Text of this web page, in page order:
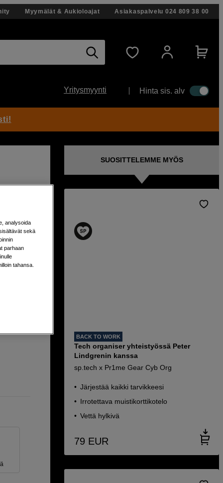
Myymälät & Aukioloajat Asiakaspalvelu 024 809 38 00
Yritysmyynti Hinta sis. alv
SUOSITTELEMME MYÖS
BACK TO WORK
Tech organiser yhteistyössä Peter
Lindgrenin kanssa
sp.tech x Pr1me Gear Cyb Org
Järjestää kaikki tarvikkeesi
Irrotettava muistikorttikotelo
Vettä hylkivä
79 EUR
analysoida
sekä
parhaan
tahansa.